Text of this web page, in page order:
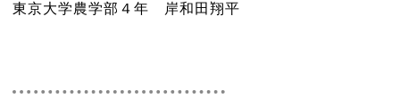
東京大学農学部４年 岸和田翔平